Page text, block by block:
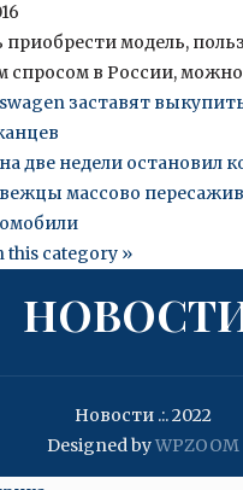
приобрести модель,
спросом в России, можно
заставят
две недели остановил
массово
this category »
Новости .:. 2022
Designed byWPZOOM